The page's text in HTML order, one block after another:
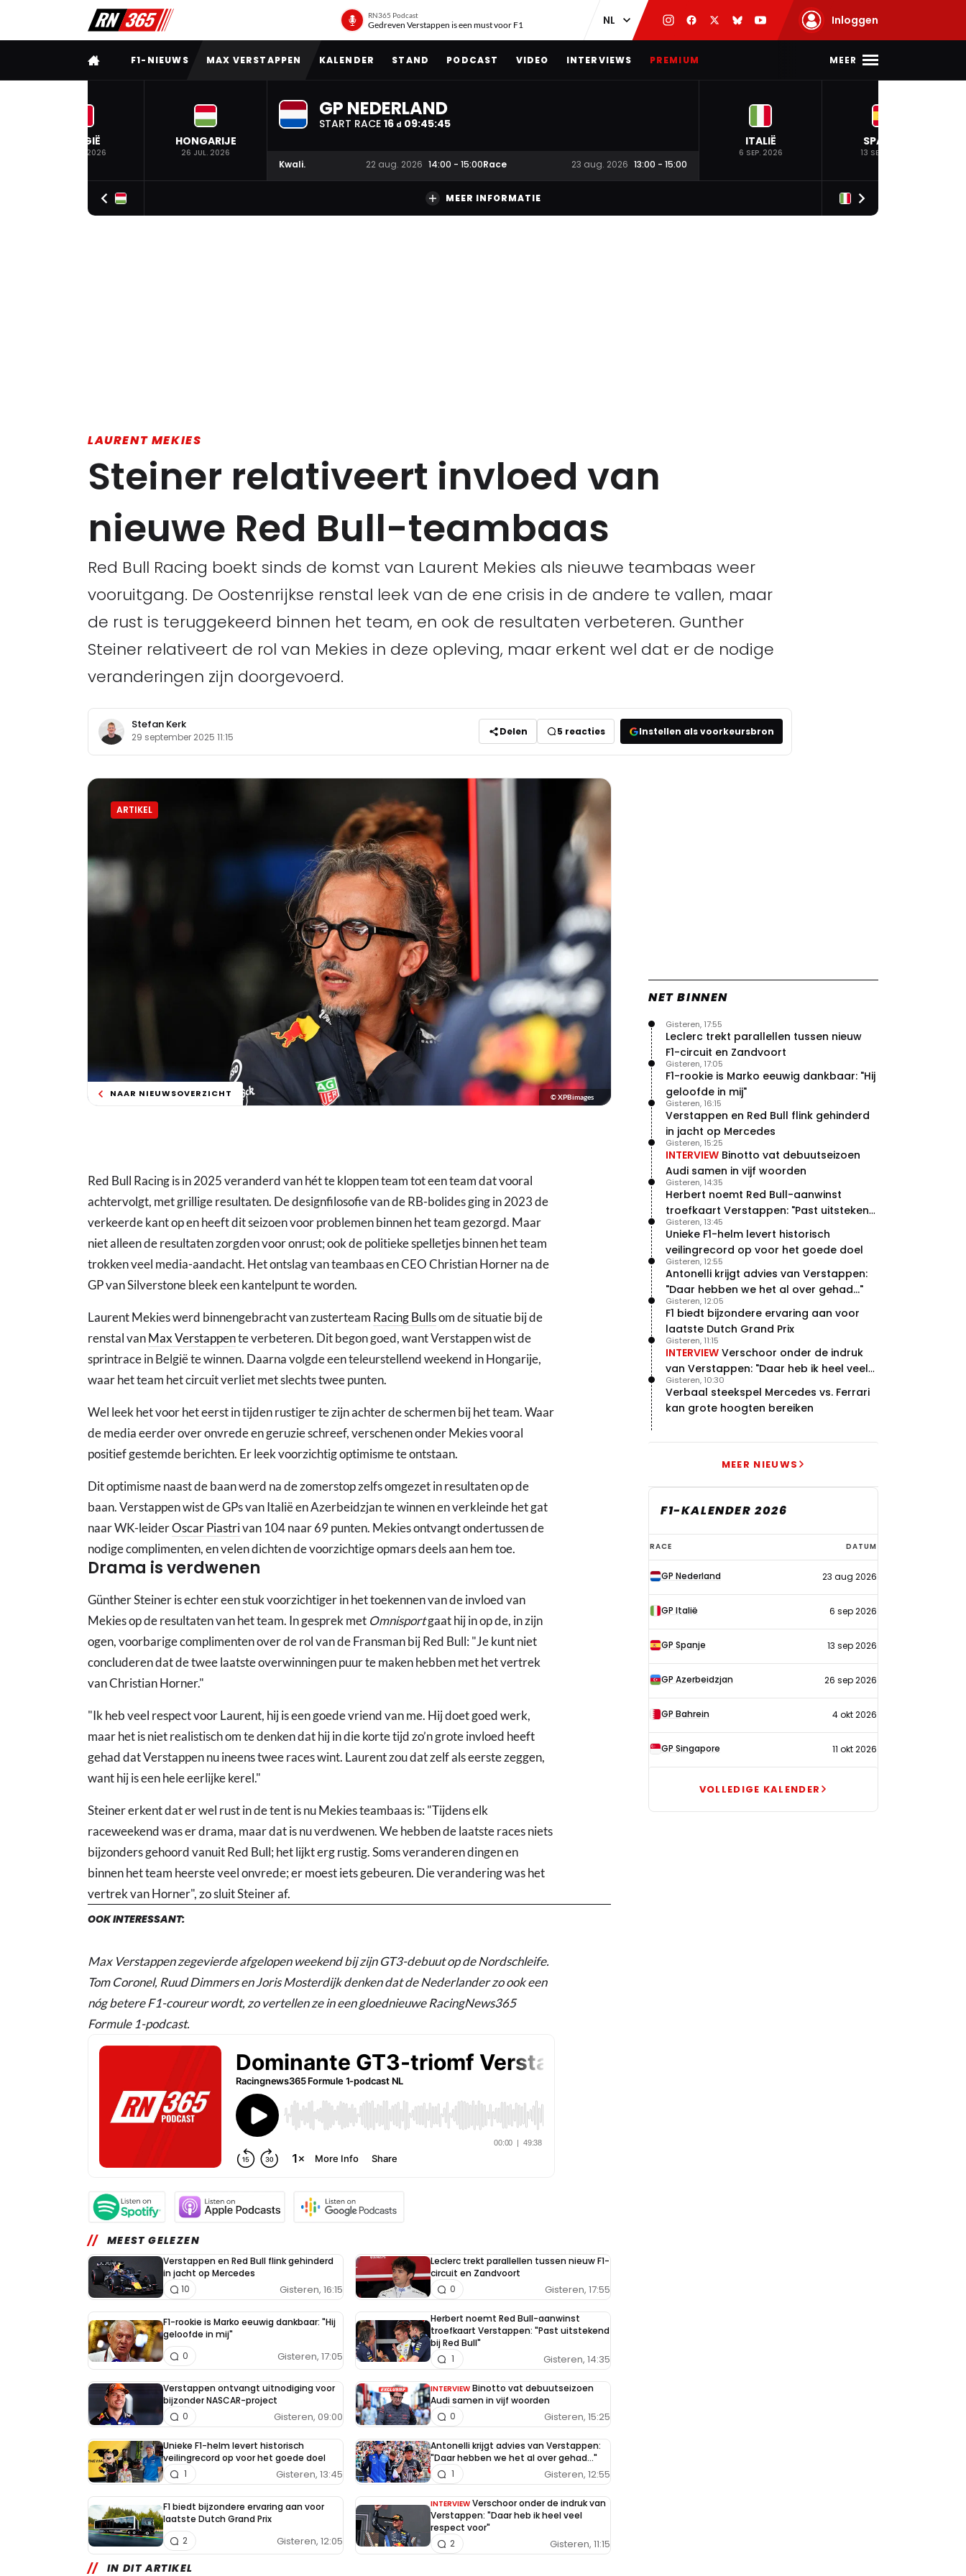
RN365 Podcast
Gedreven Verstappen is een must voor F1 Inloggen
VOLLEDIG MENU
F1-NIEUWS MAX VERSTAPPEN KALENDER STAND PODCAST VIDEO INTERVIEWS PREMIUM MEER
BELGIË
19 JUL. 2026
HONGARIJE
26 JUL. 2026
GP NEDERLAND
START RACE 16 d 09:45:44
Kwali. 22 aug. 2026 14:00 - 15:00Race 23 aug. 2026 13:00 - 15:00
ITALIË
6 SEP. 2026
SPANJE
13 SEP. 2026
MEER INFORMATIE
LAURENT MEKIES
Steiner relativeert invloed van
nieuwe Red Bull-teambaas
Red Bull Racing boekt sinds de komst van Laurent Mekies als nieuwe teambaas weer
vooruitgang. De Oostenrijkse renstal leek van de ene crisis in de andere te vallen, maar
de rust is teruggekeerd binnen het team, en ook de resultaten verbeteren. Gunther
Steiner relativeert de rol van Mekies in deze opleving, maar erkent wel dat er de nodige
veranderingen zijn doorgevoerd.
Stefan Kerk
29 september 2025 11:15 Delen 5 reacties Instellen als voorkeursbron
ARTIKEL
NAAR NIEUWSOVERZICHT © XPBimages
Red Bull Racing is in 2025 veranderd van hét te kloppen team tot een team dat vooral
achtervolgt, met grillige resultaten. De designfilosofie van de RB-bolides ging in 2023 de
verkeerde kant op en heeft dit seizoen voor problemen binnen het team gezorgd. Maar
niet alleen de resultaten zorgden voor onrust; ook de politieke spelletjes binnen het team
trokken veel media-aandacht. Het ontslag van teambaas en CEO Christian Horner na de
GP van Silverstone bleek een kantelpunt te worden.
Laurent Mekies werd binnengebracht van zusterteam Racing Bullsom de situatie bij de
renstal vanMax Verstappente verbeteren. Dit begon goed, want Verstappen wist de
sprintrace in België te winnen. Daarna volgde een teleurstellend weekend in Hongarije,
waar het team het circuit verliet met slechts twee punten.
Wel leek het voor het eerst in tijden rustiger te zijn achter de schermen bij het team. Waar
de media eerder over onvrede en geruzie schreef, verschenen onder Mekies vooral
positief gestemde berichten. Er leek voorzichtig optimisme te ontstaan.
Dit optimisme naast de baan werd na de zomerstop zelfs omgezet in resultaten op de
baan. Verstappen wist de GPs van Italië en Azerbeidzjan te winnen en verkleinde het gat
naar WK-leiderOscar Piastrivan 104 naar 69 punten. Mekies ontvangt ondertussen de
nodige complimenten, en velen dichten de voorzichtige opmars deels aan hem toe.
Drama is verdwenen
Günther Steiner is echter een stuk voorzichtiger in het toekennen van de invloed van
Mekies op de resultaten van het team. In gesprek met Omnisportgaat hij in op de, in zijn
ogen, voorbarige complimenten over de rol van de Fransman bij Red Bull: "Je kunt niet
concluderen dat de twee laatste overwinningen puur te maken hebben met het vertrek
van Christian Horner."
"Ik heb veel respect voor Laurent, hij is een goede vriend van me. Hij doet goed werk,
maar het is niet realistisch om te denken dat hij in die korte tijd zo’n grote invloed heeft
gehad dat Verstappen nu ineens twee races wint. Laurent zou dat zelf als eerste zeggen,
want hij is een hele eerlijke kerel."
Steiner erkent dat er wel rust in de tent is nu Mekies teambaas is: "Tijdens elk
raceweekend was er drama, maar dat is nu verdwenen. We hebben de laatste races niets
bijzonders gehoord vanuit Red Bull; het lijkt erg rustig. Soms veranderen dingen en
binnen het team heerste veel onvrede; er moest iets gebeuren. Die verandering was het
vertrek van Horner", zo sluit Steiner af.
OOK INTERESSANT:
Max Verstappen zegevierde afgelopen weekend bij zijn GT3-debuut op de Nordschleife.
Tom Coronel, Ruud Dimmers en Joris Mosterdijk denken dat de Nederlander zo ook een
nóg betere F1-coureur wordt, zo vertellen ze in een gloednieuwe RacingNews365
Formule 1-podcast.
MEEST GELEZEN
Verstappen en Red Bull flink gehinderd
in jacht op Mercedes
Gisteren, 16:15
10
Leclerc trekt parallellen tussen nieuw F1-
circuit en Zandvoort
Gisteren, 17:55
0
F1-rookie is Marko eeuwig dankbaar: "Hij
geloofde in mij"
Gisteren, 17:05
0
Herbert noemt Red Bull-aanwinst
troefkaart Verstappen: "Past uitstekend
bij Red Bull"
Gisteren, 14:35
1
Verstappen ontvangt uitnodiging voor
bijzonder NASCAR-project
Gisteren, 09:00
0
INTERVIEW Binotto vat debuutseizoen
Audi samen in vijf woorden
Gisteren, 15:25
0
Unieke F1-helm levert historisch
veilingrecord op voor het goede doel
Gisteren, 13:45
1
Antonelli krijgt advies van Verstappen:
"Daar hebben we het al over gehad..."
Gisteren, 12:55
1
F1 biedt bijzondere ervaring aan voor
laatste Dutch Grand Prix
Gisteren, 12:05
2
INTERVIEW Verschoor onder de indruk van
Verstappen: "Daar heb ik heel veel
respect voor"
Gisteren, 11:15
2
IN DIT ARTIKEL
NET BINNEN
Leclerc trekt parallellen tussen nieuw
F1-circuit en Zandvoort
Gisteren, 17:55
F1-rookie is Marko eeuwig dankbaar: "Hij
geloofde in mij"
Gisteren, 17:05
Verstappen en Red Bull flink gehinderd
in jacht op Mercedes
Gisteren, 16:15
INTERVIEW Binotto vat debuutseizoen
Audi samen in vijf woorden
Gisteren, 15:25
Herbert noemt Red Bull-aanwinst
troefkaart Verstappen: "Past uitstekend
bij Red Bull"
Gisteren, 14:35
Unieke F1-helm levert historisch
veilingrecord op voor het goede doel
Gisteren, 13:45
Antonelli krijgt advies van Verstappen:
"Daar hebben we het al over gehad..."
Gisteren, 12:55
F1 biedt bijzondere ervaring aan voor
laatste Dutch Grand Prix
Gisteren, 12:05
INTERVIEW Verschoor onder de indruk
van Verstappen: "Daar heb ik heel veel
respect voor"
Gisteren, 11:15
Verbaal steekspel Mercedes vs. Ferrari
kan grote hoogten bereiken
Gisteren, 10:30
MEER NIEUWS
F1-KALENDER 2026
F1-
kalender
2026
RACE DATUM
GP Nederland 23 aug 2026
GP Italië 6 sep 2026
GP Spanje 13 sep 2026
GP Azerbeidzjan 26 sep 2026
GP Bahrein 4 okt 2026
GP Singapore 11 okt 2026
VOLLEDIGE KALENDER